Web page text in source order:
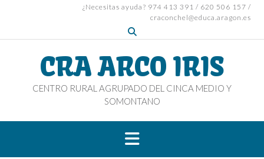
¿Necesitas ayuda? 974 413 391 / 620 506 157 /
craconchel@educa.aragon.es
CRA ARCO IRIS
CENTRO RURAL AGRUPADO DEL CINCA MEDIO Y
SOMONTANO